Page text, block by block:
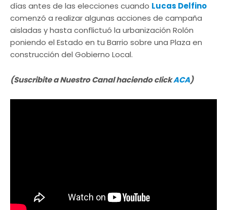
días antes de las elecciones cuando Lucas Delfino
comenzó a realizar algunas acciones de campaña
aisladas y hasta conflictuó la urbanización Rolón
poniendo el Estado en tu Barrio sobre una Plaza en
construcción del Gobierno Local.
(Suscribite a Nuestro Canal haciendo clickACA)